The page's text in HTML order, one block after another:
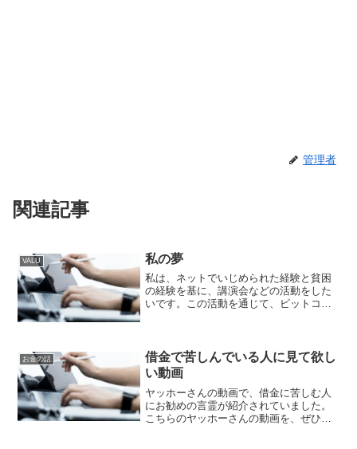
管理者
関連記事
VALU 私の夢
私は、ネットでいじめられた経験と貧困
の経験を基に、講演会などの活動をした
いです。この活動を通じて、ビットコイ
た、ネットのセキュリティ...
お金の話
借金で苦しんでいる人に見て欲し
い動画
ヤッホーさんの動画で、借金に苦しむ人
にお勧めの言霊が紹介されていました。
こちらのヤッホーさんの動画を、ぜひ、